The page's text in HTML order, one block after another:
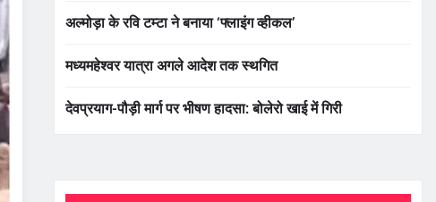
अल्मोड़ा के रवि टम्टा ने बनाया ‘फ्लाइंग व्हीकल’
मध्यमहेश्वर यात्रा अगले आदेश तक स्थगित
देवप्रयाग-पौड़ी मार्ग पर भीषण हादसा: बोलेरो खाई में गिरी